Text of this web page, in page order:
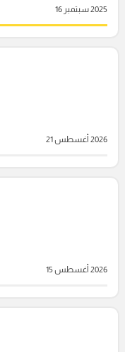
2025 سبتمبر 16
2026 أغسطس 21
2026 أغسطس 15